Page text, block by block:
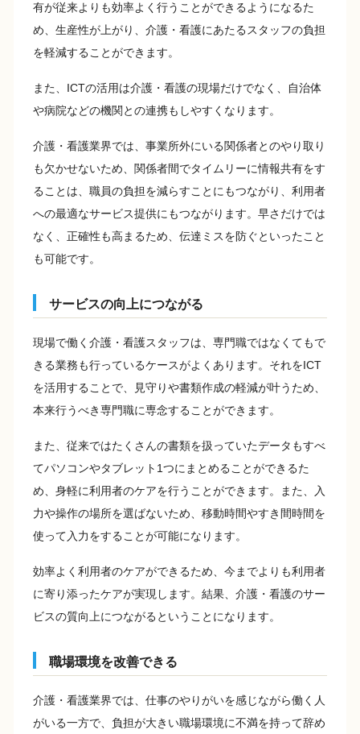
有が従来よりも効率よく行うことができるようになるた
め、生産性が上がり、介護・看護にあたるスタッフの負担
を軽減することができます。
また、ICTの活用は介護・看護の現場だけでなく、自治体
や病院などの機関との連携もしやすくなります。
介護・看護業界では、事業所外にいる関係者とのやり取り
も欠かせないため、関係者間でタイムリーに情報共有をす
ることは、職員の負担を減らすことにもつながり、利用者
への最適なサービス提供にもつながります。早さだけでは
なく、正確性も高まるため、伝達ミスを防ぐといったこと
も可能です。
サービスの向上につながる
現場で働く介護・看護スタッフは、専門職ではなくてもで
きる業務も行っているケースがよくあります。それをICT
を活用することで、見守りや書類作成の軽減が叶うため、
本来行うべき専門職に専念することができます。
また、従来ではたくさんの書類を扱っていたデータもすべ
てパソコンやタブレット1つにまとめることができるた
め、身軽に利用者のケアを行うことができます。また、入
力や操作の場所を選ばないため、移動時間やすき間時間を
使って入力をすることが可能になります。
効率よく利用者のケアができるため、今までよりも利用者
に寄り添ったケアが実現します。結果、介護・看護のサー
ビスの質向上につながるということになります。
職場環境を改善できる
介護・看護業界では、仕事のやりがいを感じながら働く人
がいる一方で、負担が大きい職場環境に不満を持って辞め